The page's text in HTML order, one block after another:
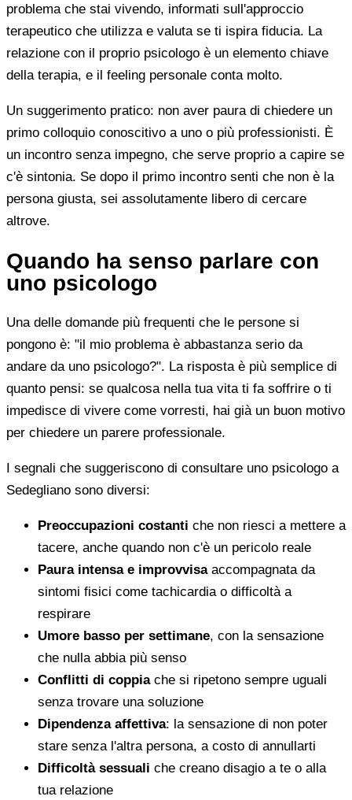
problema che stai vivendo, informati sull'approccio
terapeutico che utilizza e valuta se ti ispira fiducia. La
relazione con il proprio psicologo è un elemento chiave
della terapia, e il feeling personale conta molto.
Un suggerimento pratico: non aver paura di chiedere un
primo colloquio conoscitivo a uno o più professionisti. È
un incontro senza impegno, che serve proprio a capire se
c'è sintonia. Se dopo il primo incontro senti che non è la
persona giusta, sei assolutamente libero di cercare
altrove.
Quando ha senso parlare con
uno psicologo
Una delle domande più frequenti che le persone si
pongono è: "il mio problema è abbastanza serio da
andare da uno psicologo?". La risposta è più semplice di
quanto pensi: se qualcosa nella tua vita ti fa soffrire o ti
impedisce di vivere come vorresti, hai già un buon motivo
per chiedere un parere professionale.
I segnali che suggeriscono di consultare uno psicologo a
Sedegliano sono diversi:
Preoccupazioni costanti che non riesci a mettere a
tacere, anche quando non c'è un pericolo reale
Paura intensa e improvvisaaccompagnata da
sintomi fisici come tachicardia o difficoltà a
respirare
Umore basso per settimane, con la sensazione
che nulla abbia più senso
Conflitti di coppiache si ripetono sempre uguali
senza trovare una soluzione
Dipendenza affettiva: la sensazione di non poter
stare senza l'altra persona, a costo di annullarti
Difficoltà sessuali che creano disagio a te o alla
tua relazione